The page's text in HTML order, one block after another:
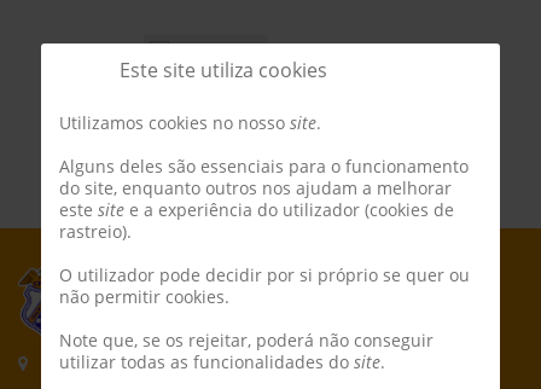
Morada:
Este site utiliza cookies
Utilizamos cookies no nosso site.
Alguns deles são essenciais para o funcionamento
do site, enquanto outros nos ajudam a melhorar
este site e a experiência do utilizador (cookies de
rastreio).
O utilizador pode decidir por si próprio se quer ou
não permitir cookies.
Note que, se os rejeitar, poderá não conseguir
utilizar todas as funcionalidades do site.